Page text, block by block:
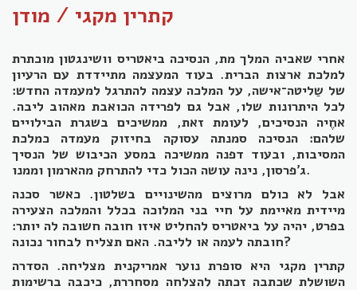
קתרין מקגי / מודן
אחרי שאביה המלך מת, הנסיכה ביאטריס וושינגטון מוכתרת
למלכת ארצות הברית. בעוד המעצמה מתיידדת עם הרעיון
של שַליטה־אישה, על המלכה עצמה להתרגל למעמדה החדש:
לכל היתרונות שלו, אבל גם לפרידה הכואבת מאהוב ליבה.
אחֶיה הנסיכים, לעומת זאת, ממשיכים בשגרת הבילויים
שלהם: הנסיכה סמנתה עסוקה בחיזוק מעמדה כמלכת
המסיבות, ובעוד דפנה ממשיכה במסע הכיבוש של הנסיך
ג'פרסון, נינה עושה הכול כדי להתרחק מהארמון וממנו.
אבל לא כולם מרוצים מהשינויים בשלטון. כאשר סכנה
מיידית מאיימת על חיי בני המלוכה בכלל והמלכה הצעירה
בפרט, יהיה על ביאטריס להחליט איזו חובה חשובה לה יותר:
חובתה לעמה או לליבה. האם תצליח לבחור נכונה?
קתרין מקגי היא סופרת נוער אמריקנית מצליחה. הסדרה
השושלת שכתבה זכתה להצלחה מסחררת, כיכבה ברשימות